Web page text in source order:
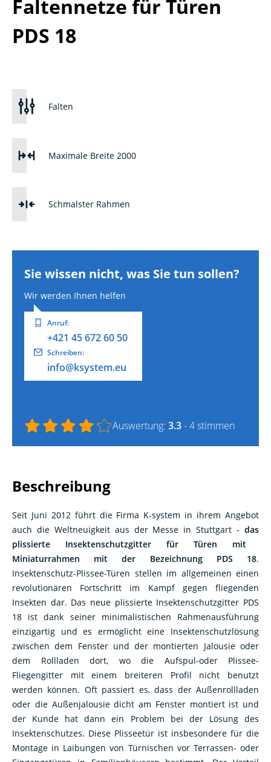
PDS 18
Sie wissen nicht, was Sie tun sollen?
Anruf:
+421 45 672 60 50
Schreiben:
info@ksystem.eu
Beschreibung
auch die Weltneuigkeit aus der Messe in Stuttgart -das
plissierte Insektenschutzgitter für Türen mit
Miniaturrahmen mit der Bezeichnung PDS 18
Insektenschutz-Plissee-Türen stellen im allgemeinen einen
revolutionären Fortschritt im Kampf gegen fliegenden
Insekten dar. Das neue plissierte Insektenschutzgitter PDS
18 ist dank seiner minimalistischen Rahmenausführung
einzigartig und es ermöglicht eine Insektenschutzlösung
zwischen dem Fenster und der montierten Jalousie oder
dem Rollladen dort, wo die Aufspul-oder Plissee-
Fliegengitter mit einem breiteren Profil nicht benutzt
werden können. Oft passiert es, dass der Außenrollladen
oder die Außenjalousie dicht am Fenster montiert ist und
der Kunde hat dann ein Problem bei der Lösung des
Insektenschutzes. Diese Plisseetür ist insbesondere für die
Montage in Laibungen von Türnischen vor Terrassen- oder
Eingangstüren in Familienhäusern bestimmt. Der Vorteil